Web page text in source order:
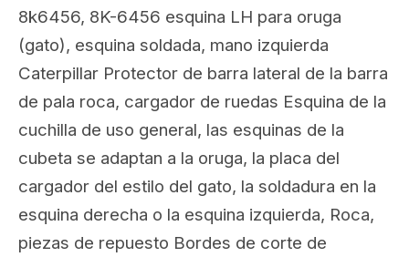
8K6456, 8K-6456
ESQUINA IZQUIERDA PARA
CATERPILLAR (CAT)